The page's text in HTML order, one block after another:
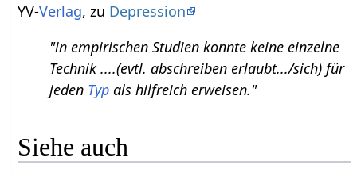
YV-Verlag, zu Depression
"in empirischen Studien konnte keine einzelne
Technik ....(evtl. abschreiben erlaubt.../sich) für
jeden Typ als hilfreich erweisen."
Siehe auch